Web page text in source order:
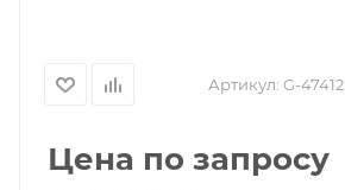
Артикул: G-47412
Цена по запросу